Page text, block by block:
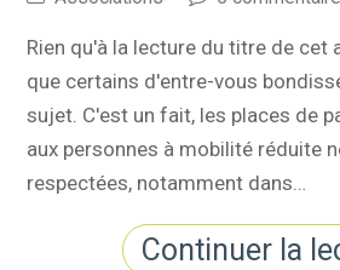
Rien qu'à la lecture du titre de cet
que certains d'entre-vous
sujet. C'est un fait, les places de
aux personnes à mobilité réduite
respectées, notamment dans…
Continuer la